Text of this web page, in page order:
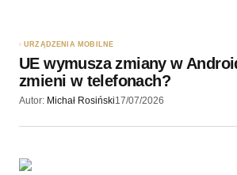
URZĄDZENIA MOBILNE
UE wymusza zmiany w
zmieni w telefonach?
Autor: Michał Rosiński17/07/2026